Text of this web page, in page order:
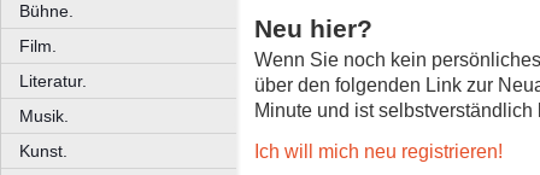
Bühne.
Film.
Literatur.
Musik.
Kunst.
Neu hier?
Wenn Sie noch kein
über den folgenden Link zur
Minute und ist selbstverständlich
Ich will mich neu registrieren!